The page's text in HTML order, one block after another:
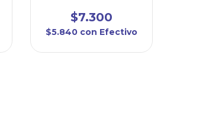
$7.300
$5.840 con Efectivo